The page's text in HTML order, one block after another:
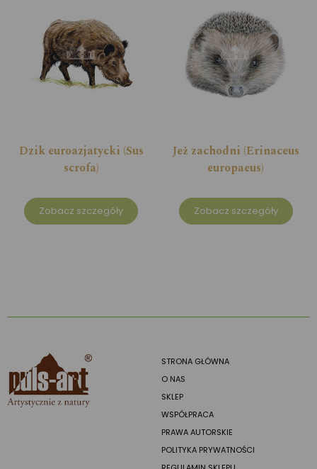
Dzik euroazjatycki (Sus
scrofa)
Zobacz szczegóły
Jeż zachodni (Erinaceus
europaeus)
Zobacz szczegóły
STRONA GŁÓWNA
O NAS
SKLEP
WSPÓŁPRACA
PRAWA AUTORSKIE
POLITYKA PRYWATNOŚCI